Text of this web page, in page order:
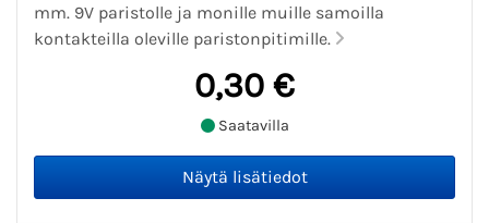
mm. 9V paristolle ja monille muille samoilla
kontakteilla oleville paristonpitimille.
0,30 €
Saatavilla